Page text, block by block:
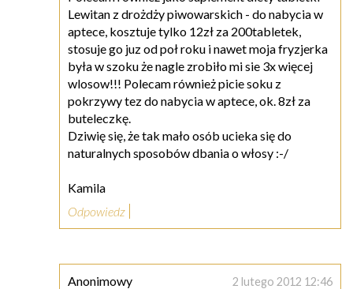
Lewitan z drożdży piwowarskich - do nabycia w
aptece, kosztuje tylko 12zł za 200tabletek,
stosuje go juz od poł roku i nawet moja fryzjerka
była w szoku że nagle zrobiło mi sie 3x więcej
wlosow!!! Polecam również picie soku z
pokrzywy tez do nabycia w aptece, ok. 8zł za
buteleczkę.
Dziwię się, że tak mało osób ucieka się do
naturalnych sposobów dbania o włosy :-/
Kamila
Odpowiedz
Anonimowy 2 lutego 2012 12:46